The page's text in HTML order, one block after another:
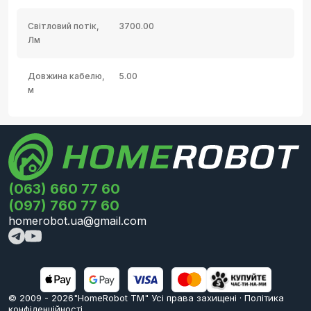
Світловий потік,
Лм
3700.00
Довжина кабелю,
м
5.00
(063) 660 77 60
(097) 760 77 60
homerobot.ua@gmail.com
© 2009 - 2026"HomeRobot ТМ" Усi права захищені · Політика
конфіденційності